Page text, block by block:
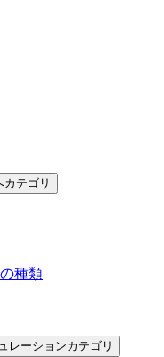
テゴリ
種類
レーションカテゴリ